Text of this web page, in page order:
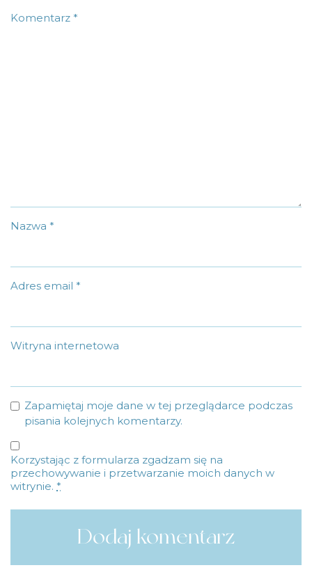
Komentarz *
Nazwa *
Adres email *
Witryna internetowa
Zapamiętaj moje dane w tej przeglądarce podczas
pisania kolejnych komentarzy.
Korzystając z formularza zgadzam się na
przechowywanie i przetwarzanie moich danych w
witrynie. *